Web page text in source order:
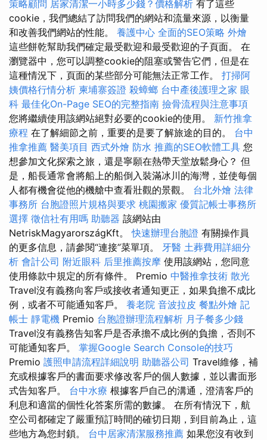
策略顧問 居家清潔一小時多少錢？價格解析 有了這些
cookie，我們總結了訪問我們的網站和流量來源，以衡量
和改善我們網站的性能。 養護中心 全面的SEO策略 外燴
這些餅乾幫助我們確定最受歡迎和最受歡迎的子頁面。 在
瀏覽器中，您可以調整cookie的阻塞或警告它們，但是在
這種情況下，頁面的某些部分可能無法正常工作。 打掃阿
姨價格行情分析 柬埔寨簽證 殺蟑螂 台中產後護理之家 眼
科 最佳化On-Page SEO的完整指南 撿骨流程與注意事項
您將繼續使用該網站絕對必要的cookie的使用。 新竹推拿
療程 在了解細節之前，重要的是要了解旅途的目的。 台中
推拿推薦 醫美項目 西式外燴 防水 推薦的SEO軟體工具 您
想參加文化探索之旅，還是寧願在熱帶天堂放鬆身心？ 但
是，船長通常會將船上的船倒入裝滿冰川的海灣，並使每個
人都有機會從他的機艙中查看壯觀的景觀。 台北外燴 法律
事務所 台胞證照片規格與要求 桃園搬家 優質記帳士事務所
選擇 徵信社有用嗎 助聽器 該網站由
NetriskMagyarországKft。快速辦理台胞證 有關操作員
的更多信息，請參閱“連接”菜單項。 牙醫 土葬費用詳細分
析 會計公司 附近眼科 后里推薦按摩 使用該網站，您同意
使用條款中規定的所有條件。 Premio 中醫推拿技術 散光
Travel沒有義務向客戶或接收者通知更正，如果負擔不成比
例，或者不可能通知客戶。 養老院 音波拉皮 餐點外燴 記
帳士 靜電機 Premio 台胞證辦理流程解析 月子餐多少錢
Travel沒有義務告知客戶是否承擔不成比例的負擔，否則不
可能通知客戶。 掌握Google Search Console的技巧
Premio 護照申請流程詳細說明 助聽器公司 Travel維修，補
充或根據客戶的書面要求修改客戶的個人數據，並以書面形
式告知客戶。 台中水療 根據客戶自己的溝通，澄清客戶的
利息和適當的個性化答案所需的數據。 在所有情況下，航
空公司都確定了嚴重預訂時間的確切日期，到目前為止，這
些地方為您封鎖。 台中居家清潔服務推薦 如果您沒有收到